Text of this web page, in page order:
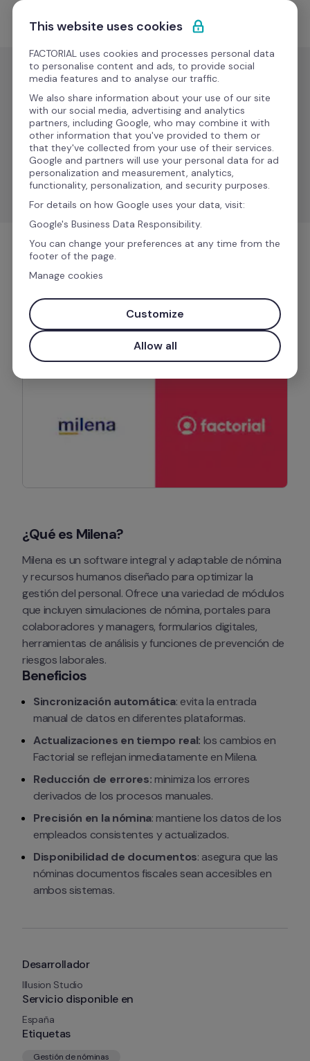
Ir al contenido
Solicitar demo
Nuevo
Gestión de
nóminas
Milena
Optimiza los procesos de recursos humanos y
nómina con análisis, formularios y cumplimiento
normativo.
Gestión de nóminas
Desarrollador
Illusion Studio
Servicio disponible en
España
Etiquetas
Gestión de nóminas
Más información
¿Qué es Milena?
Milena es un software integral y adaptable de nómina
y recursos humanos diseñado para optimizar la
gestión del personal. Ofrece una variedad de módulos
que incluyen simulaciones de nómina, portales para
colaboradores y managers, formularios digitales,
herramientas de análisis y funciones de prevención de
riesgos laborales.
Beneficios
Sincronización automática: evita la entrada
manual de datos en diferentes plataformas.
Actualizaciones en tiempo real: los cambios en
Factorial se reflejan inmediatamente en Milena.
Reducción de errores: minimiza los errores
derivados de los procesos manuales.
Precisión en la nómina: mantiene los datos de los
empleados consistentes y actualizados.
Disponibilidad de documentos: asegura que las
nóminas documentos fiscales sean accesibles en
ambos sistemas.
This website uses cookies
FACTORIAL uses cookies and processes personal data
to personalise content and ads, to provide social
media features and to analyse our traffic.
We also share information about your use of our site
with our social media, advertising and analytics
partners, including Google, who may combine it with
other information that you've provided to them or
that they've collected from your use of their services.
Google and partners will use your personal data for ad
personalization and measurement, analytics,
functionality, personalization, and security purposes.
For details on how Google uses your data, visit:
Google's Business Data Responsibility.
You can change your preferences at any time from the
footer of the page.
Manage cookies
Customize
Allow all